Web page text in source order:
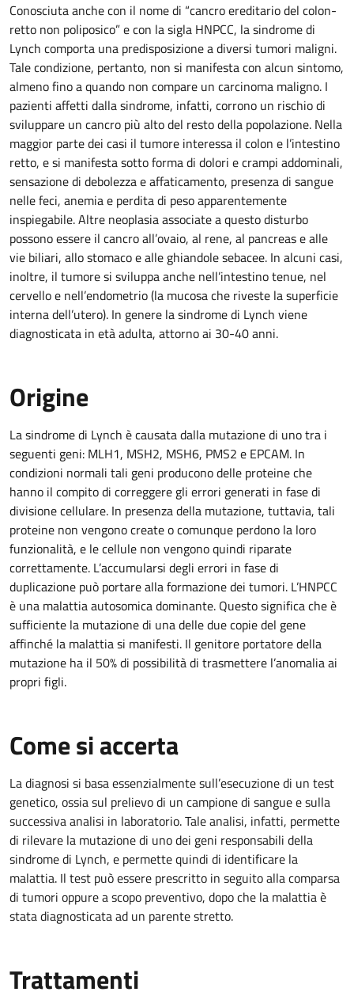
Conosciuta anche con il nome di “cancro ereditario del colon-
retto non poliposico” e con la sigla HNPCC, la sindrome di
Lynch comporta una predisposizione a diversi tumori maligni.
Tale condizione, pertanto, non si manifesta con alcun sintomo,
almeno fino a quando non compare un carcinoma maligno. I
pazienti affetti dalla sindrome, infatti, corrono un rischio di
sviluppare un cancro più alto del resto della popolazione. Nella
maggior parte dei casi il tumore interessa il colon e l’intestino
retto, e si manifesta sotto forma di dolori e crampi addominali,
sensazione di debolezza e affaticamento, presenza di sangue
nelle feci, anemia e perdita di peso apparentemente
inspiegabile. Altre neoplasia associate a questo disturbo
possono essere il cancro all’ovaio, al rene, al pancreas e alle
vie biliari, allo stomaco e alle ghiandole sebacee. In alcuni casi,
inoltre, il tumore si sviluppa anche nell’intestino tenue, nel
cervello e nell’endometrio (la mucosa che riveste la superficie
interna dell’utero). In genere la sindrome di Lynch viene
diagnosticata in età adulta, attorno ai 30-40 anni.
Origine
La sindrome di Lynch è causata dalla mutazione di uno tra i
seguenti geni: MLH1, MSH2, MSH6, PMS2 e EPCAM. In
condizioni normali tali geni producono delle proteine che
hanno il compito di correggere gli errori generati in fase di
divisione cellulare. In presenza della mutazione, tuttavia, tali
proteine non vengono create o comunque perdono la loro
funzionalità, e le cellule non vengono quindi riparate
correttamente. L’accumularsi degli errori in fase di
duplicazione può portare alla formazione dei tumori. L’HNPCC
è una malattia autosomica dominante. Questo significa che è
sufficiente la mutazione di una delle due copie del gene
affinché la malattia si manifesti. Il genitore portatore della
mutazione ha il 50% di possibilità di trasmettere l’anomalia ai
propri figli.
Come si accerta
La diagnosi si basa essenzialmente sull’esecuzione di un test
genetico, ossia sul prelievo di un campione di sangue e sulla
successiva analisi in laboratorio. Tale analisi, infatti, permette
di rilevare la mutazione di uno dei geni responsabili della
sindrome di Lynch, e permette quindi di identificare la
malattia. Il test può essere prescritto in seguito alla comparsa
di tumori oppure a scopo preventivo, dopo che la malattia è
stata diagnosticata ad un parente stretto.
Trattamenti